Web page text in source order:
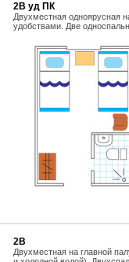
2В уд ПК
Двухместная одноярусная
удобствами. Две
2В
Двухместная на главной